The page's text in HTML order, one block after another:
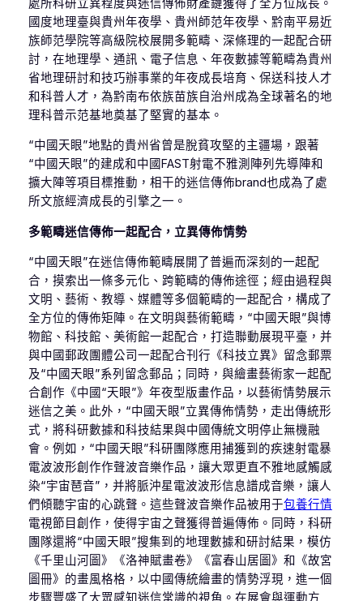
處所科研立異程度與迷信傳佈財產鏈獲得了全方位成長。
國度地理臺與貴州年夜學、貴州師范年夜學、黔南平易近
族師范學院等高級院校展開多範疇、深條理的一起配合研
討，在地理學、通訊、電子信息、年夜數據等範疇為貴州
省地理研討和技巧辦事業的年夜成長培育、保送科技人才
和科普人才，為黔南布依族苗族自治州成為全球著名的地
理科普示范基地奠基了堅實的基本。
“中國天眼”地點的貴州省曾是脫貧攻堅的主疆場，跟著
“中國天眼”的建成和中國FAST射電不雅測陣列先導陣和
擴大陣等項目標推動，相干的迷信傳佈brand也成為了處
所文旅經濟成長的引擎之一。
多範疇迷信傳佈一起配合，立異傳佈情勢
“中國天眼”在迷信傳佈範疇展開了普遍而深刻的一起配
合，摸索出一條多元化、跨範疇的傳佈途徑；經由過程與
文明、藝術、教導、媒體等多個範疇的一起配合，構成了
全方位的傳佈矩陣。在文明與藝術範疇，“中國天眼”與博
物館、科技館、美術館一起配合，打造聯動展現平臺，并
與中國郵政團體公司一起配合刊行《科技立異》留念郵票
及“中國天眼”系列留念郵品；同時，與繪畫藝術家一起配
合創作《中國“天眼”》年夜型版畫作品，以藝術情勢展示
迷信之美。此外，“中國天眼”立異傳佈情勢，走出傳統形
式，將科研數據和科技結果與中國傳統文明停止無機融
會。例如，“中國天眼”科研團隊應用捕獲到的疾速射電暴
電波波形創作作聲波音樂作品，讓大眾更直不雅地感觸感
染“宇宙琶音”，并將脈沖星電波波形信息譜成音樂，讓人
們傾聽宇宙的心跳聲。這些聲波音樂作品被用于包養行情
電視節目創作，使得宇宙之聲獲得普遍傳佈。同時，科研
團隊還將“中國天眼”搜集到的地理數據和研討結果，模仿
《千里山河圖》《洛神賦畫卷》《富春山居圖》和《故宮
圖冊》的畫風格格，以中國傳統繪畫的情勢浮現，進一個
步驟豐盛了大眾感知迷信常識的視角。在展會與運動方